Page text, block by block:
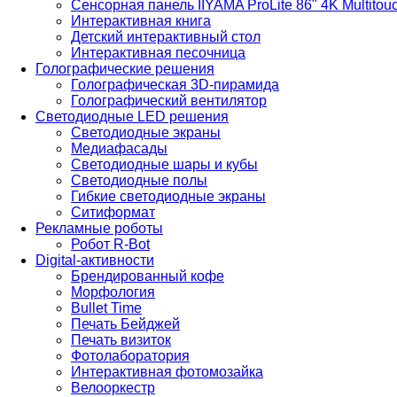
Сенсорная панель IIYAMA ProLite 86" 4K
Интерактивная книга
Детский интерактивный стол
Интерактивная песочница
Голографические решения
Голографическая 3D-пирамида
Голографический вентилятор
Светодиодные LED решения
Светодиодные экраны
Медиафасады
Светодиодные шары и кубы
Светодиодные полы
Гибкие светодиодные экраны
Ситиформат
Рекламные роботы
Робот R-Bot
Digital-активности
Брендированный кофе
Морфология
Bullet Time
Печать Бейджей
Печать визиток
Фотолаборатория
Интерактивная фотомозайка
Велооркестр